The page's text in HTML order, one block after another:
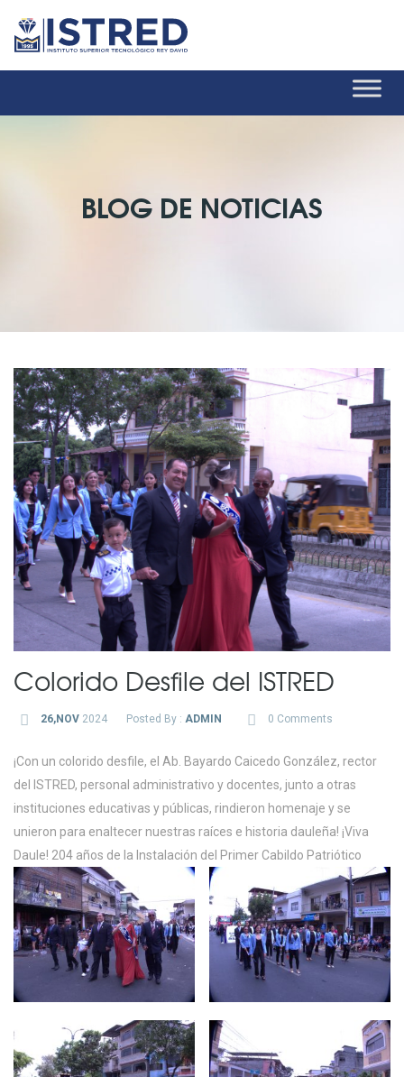
BLOG DE NOTICIAS
Colorido Desfile del ISTRED
26,NOV2024 Posted By : ADMIN 0 Comments
¡Con un colorido desfile, el Ab. Bayardo Caicedo González, rector
del ISTRED, personal administrativo y docentes, junto a otras
instituciones educativas y públicas, rindieron homenaje y se
unieron para enaltecer nuestras raíces e historia dauleña! ¡Viva
Daule! 204 años de la Instalación del Primer Cabildo Patriótico